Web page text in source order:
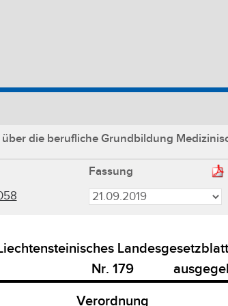
die berufliche Grundbildung
Fassung